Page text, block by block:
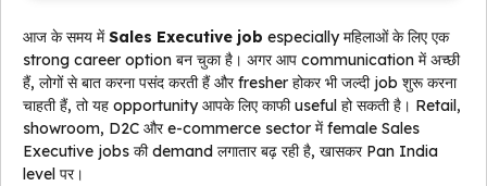
आज के समय मेंSales Executive job especially महिलाओं के लिए एक
strong career option बन चुका है। अगर आप communication में अच्छी
हैं, लोगों से बात करना पसंद करती हैं और fresher होकर भी जल्दी job शुरू करना
चाहती हैं, तो यह opportunity आपके लिए काफी useful हो सकती है। Retail,
showroom, D2C और e-commerce sector में female Sales
Executive jobs की demand लगातार बढ़ रही है, खासकर Pan India
level पर।